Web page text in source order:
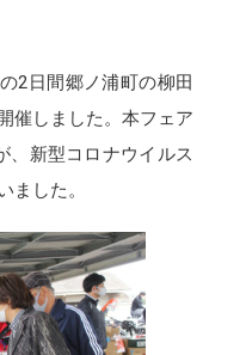
2日間郷ノ浦町の柳田
催しました。本フェア
、新型コロナウイルス
ました。